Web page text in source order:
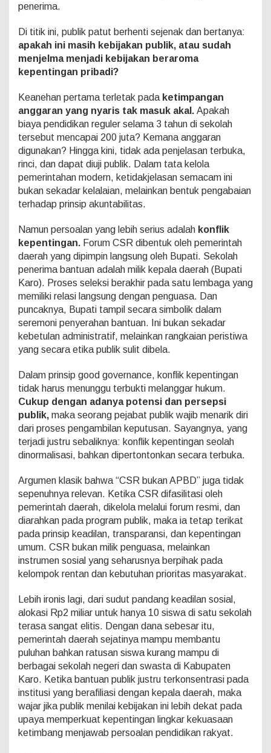
a
l
B
e
b
a
h
M
e
n
j
a
d
i
p
e
n
t
i
n
g
a
n
K
k
a
s
a
n
penerima.
Di titik ini, publik patut berhenti sejenak dan bertanya:
apakah ini masih kebijakan publik, atau sudah
menjelma menjadi kebijakan beraroma
kepentingan pribadi?
Keanehan pertama terletak pada ketimpangan
anggaran yang nyaris tak masuk akal. Apakah
biaya pendidikan reguler selama 3 tahun di sekolah
tersebut mencapai 200 juta? Kemana anggaran
digunakan? Hingga kini, tidak ada penjelasan terbuka,
rinci, dan dapat diuji publik. Dalam tata kelola
pemerintahan modern, ketidakjelasan semacam ini
bukan sekadar kelalaian, melainkan bentuk pengabaian
terhadap prinsip akuntabilitas.
Namun persoalan yang lebih serius adalah konflik
kepentingan. Forum CSR dibentuk oleh pemerintah
daerah yang dipimpin langsung oleh Bupati. Sekolah
penerima bantuan adalah milik kepala daerah (Bupati
Karo). Proses seleksi berakhir pada satu lembaga yang
memiliki relasi langsung dengan penguasa. Dan
puncaknya, Bupati tampil secara simbolik dalam
seremoni penyerahan bantuan. Ini bukan sekadar
kebetulan administratif, melainkan rangkaian peristiwa
yang secara etika publik sulit dibela.
Dalam prinsip good governance, konflik kepentingan
tidak harus menunggu terbukti melanggar hukum.
Cukup dengan adanya potensi dan persepsi
publik, maka seorang pejabat publik wajib menarik diri
dari proses pengambilan keputusan. Sayangnya, yang
terjadi justru sebaliknya: konflik kepentingan seolah
dinormalisasi, bahkan dipertontonkan secara terbuka.
Argumen klasik bahwa “CSR bukan APBD” juga tidak
sepenuhnya relevan. Ketika CSR difasilitasi oleh
pemerintah daerah, dikelola melalui forum resmi, dan
diarahkan pada program publik, maka ia tetap terikat
pada prinsip keadilan, transparansi, dan kepentingan
umum. CSR bukan milik penguasa, melainkan
instrumen sosial yang seharusnya berpihak pada
kelompok rentan dan kebutuhan prioritas masyarakat.
Lebih ironis lagi, dari sudut pandang keadilan sosial,
alokasi Rp2 miliar untuk hanya 10 siswa di satu sekolah
terasa sangat elitis. Dengan dana sebesar itu,
pemerintah daerah sejatinya mampu membantu
puluhan bahkan ratusan siswa kurang mampu di
berbagai sekolah negeri dan swasta di Kabupaten
Karo. Ketika bantuan publik justru terkonsentrasi pada
institusi yang berafiliasi dengan kepala daerah, maka
wajar jika publik menilai kebijakan ini lebih dekat pada
upaya memperkuat kepentingan lingkar kekuasaan
ketimbang menjawab persoalan pendidikan rakyat.